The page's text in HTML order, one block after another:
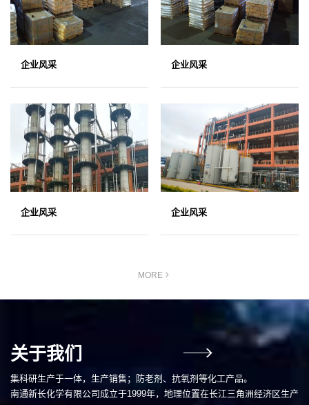
企业风采 企业风采
企业风采 企业风采
MORE
关于我们
集科研生产于一体，生产销售；防老剂、抗氧剂等化工产品。
南通新长化学有限公司成立于1999年，地理位置在长江三角洲经济区生产